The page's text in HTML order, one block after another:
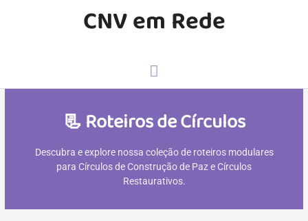
CNV em Rede
📃 Roteiros de Círculos
Descubra e explore nossa coleção de roteiros modulares
para Círculos de Construção de Paz e Círculos
Restaurativos.